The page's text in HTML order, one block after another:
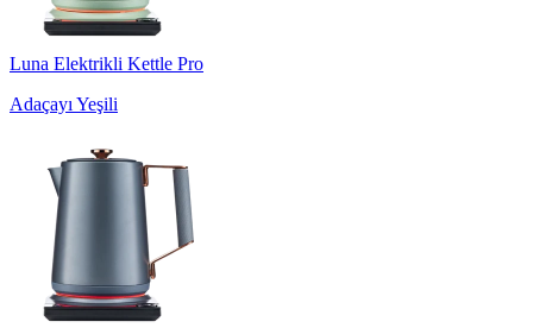
Luna Elektrikli Kettle Pro
Adaçayı Yeşili